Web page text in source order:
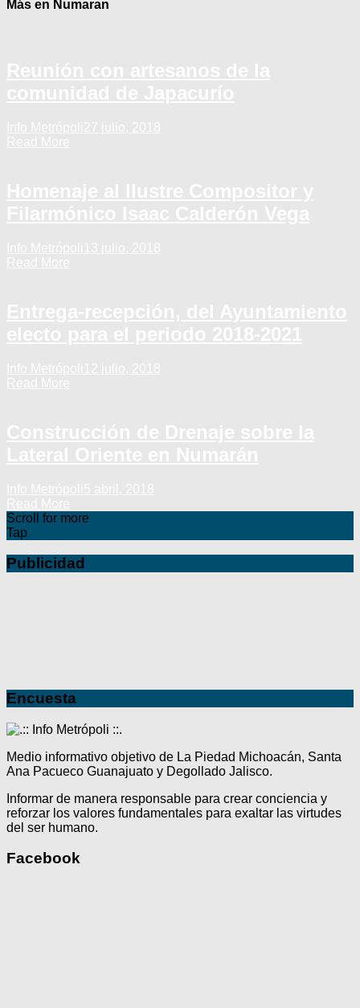
Más en Numaran
Scroll for more
Tap
Publicidad
Encuesta
Medio informativo objetivo de La Piedad Michoacán, Santa
Ana Pacueco Guanajuato y Degollado Jalisco.
Informar de manera responsable para crear conciencia y
reforzar los valores fundamentales para exaltar las virtudes
del ser humano.
Facebook